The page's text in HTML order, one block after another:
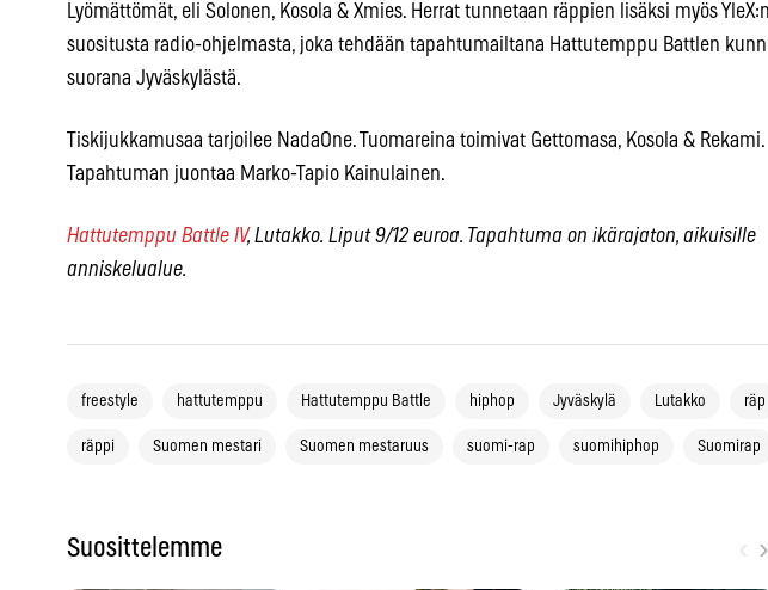
Lyömättömät, eli Solonen, Kosola & Xmies. Herrat tunnetaan räppien lisäksi myös YleX:n
suositusta radio-ohjelmasta, joka tehdään tapahtumailtana Hattutemppu Battlen
suorana Jyväskylästä.
Tiskijukkamusaa tarjoilee NadaOne. Tuomareina toimivat Gettomasa, Kosola & Rekami.
Tapahtuman juontaa Marko-Tapio Kainulainen.
Hattutemppu Battle IV, Lutakko. Liput 9/12 euroa. Tapahtuma on ikärajaton, aikuisille
anniskelualue.
freestyle hattutemppu Hattutemppu Battle hiphop Jyväskylä Lutakko räp
räppi Suomen mestari Suomen mestaruus suomi-rap suomihiphop Suomirap
Suosittelemme ›